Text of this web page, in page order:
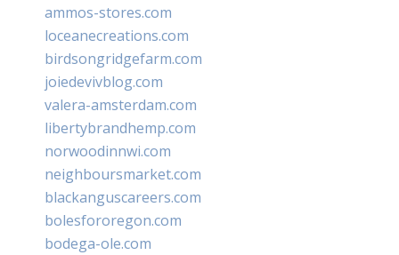
ammos-stores.com
loceanecreations.com
birdsongridgefarm.com
joiedevivblog.com
valera-amsterdam.com
libertybrandhemp.com
norwoodinnwi.com
neighboursmarket.com
blackanguscareers.com
bolesfororegon.com
bodega-ole.com